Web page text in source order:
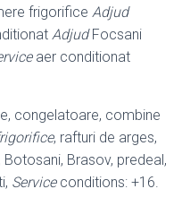
frigorifice Adjud
AdjudFocsani
aer conditionat
congelatoare, combine
, rafturi de arges,
Botosani, Brasov, predeal,
Serviceconditions: +16.